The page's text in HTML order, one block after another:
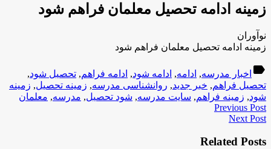
زمینه ادامه تحصیل معلمان فراهم شود
نوآوران
زمینه ادامه تحصیل معلمان فراهم شود
label اخبار مدرسه, ادامه, ادامه شود, ادامه فراهم, تحصیل شود,
تحصیل فراهم, خبر جدید, روانشناسی مدرسه, زمینه تحصیل, زمینه
شود, زمینه فراهم, سایت مدرسه, شود تحصیل, مدرسه, معلمان
Previous Post
Next Post
Related Posts